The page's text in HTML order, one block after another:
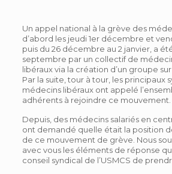
Un appel national à la grève des
d’abord les jeudi 1er décembre et
puis du 26 décembre au 2 janvier, a
septembre par un collectif de
libéraux via la création d’un groupe
Par la suite, tour à tour, les principaux
médecins libéraux ont appelé
adhérents à rejoindre ce mouvement.
Depuis, des médecins salariés en
ont demandé quelle était la position
de ce mouvement de grève. Nous
avec vous les éléments de réponse
conseil syndical de l’USMCS de